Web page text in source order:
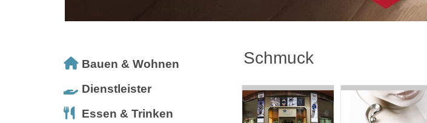
Bauen & Wohnen
Dienstleister
Essen & Trinken
Schmuck